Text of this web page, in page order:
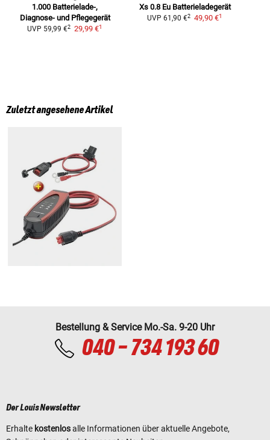
1.000 Batterielade-,
Diagnose- und Pflegegerät
UVP 59,99 €2 29,99 €1
Xs 0.8 Eu Batterieladegerät
UVP 61,90 €2 49,90 €1
Zuletzt angesehene Artikel
Bestellung & Service Mo.-Sa. 9-20 Uhr
040 - 734 193 60
Der Louis Newsletter
Erhalte kostenlosalle Informationen über aktuelle Angebote,